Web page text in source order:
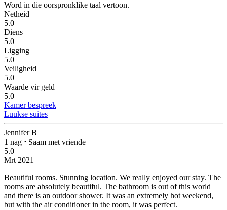
Word in die oorspronklike taal vertoon.
Netheid
5.0
Diens
5.0
Ligging
5.0
Veiligheid
5.0
Waarde vir geld
5.0
Kamer bespreek
Luukse suites
Jennifer B
1 nag ⋅ Saam met vriende
5.0
Mrt 2021
Beautiful rooms. Stunning location. We really enjoyed our stay. The
rooms are absolutely beautiful. The bathroom is out of this world
and there is an outdoor shower. It was an extremely hot weekend,
but with the air conditioner in the room, it was perfect.